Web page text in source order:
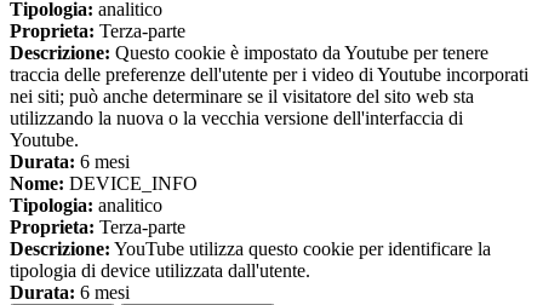
Tipologia: analitico
Proprieta: Terza-parte
Descrizione: Questo cookie è impostato da Youtube per tenere
traccia delle preferenze dell'utente per i video di Youtube incorporati
nei siti; può anche determinare se il visitatore del sito web sta
utilizzando la nuova o la vecchia versione dell'interfaccia di
Youtube.
Durata: 6 mesi
Nome: DEVICE_INFO
Tipologia: analitico
Proprieta: Terza-parte
Descrizione: YouTube utilizza questo cookie per identificare la
tipologia di device utilizzata dall'utente.
Durata: 6 mesi